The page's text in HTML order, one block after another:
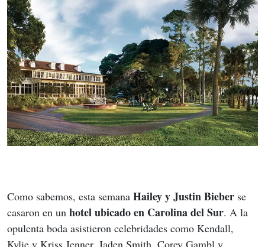
Como sabemos, esta semana Hailey y Justin Bieber se
casaron en un hotel ubicado en Carolina del Sur. A la
opulenta boda asistieron celebridades como Kendall,
Kylie y Kriss Jenner, Jaden Smith, Corey Gambl y